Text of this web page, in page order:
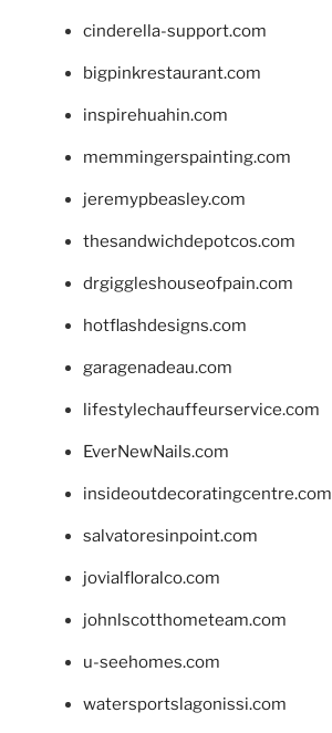
cinderella-support.com
bigpinkrestaurant.com
inspirehuahin.com
memmingerspainting.com
jeremypbeasley.com
thesandwichdepotcos.com
drgiggleshouseofpain.com
hotflashdesigns.com
garagenadeau.com
lifestylechauffeurservice.com
EverNewNails.com
insideoutdecoratingcentre.com
salvatoresinpoint.com
jovialfloralco.com
johnlscotthometeam.com
u-seehomes.com
watersportslagonissi.com